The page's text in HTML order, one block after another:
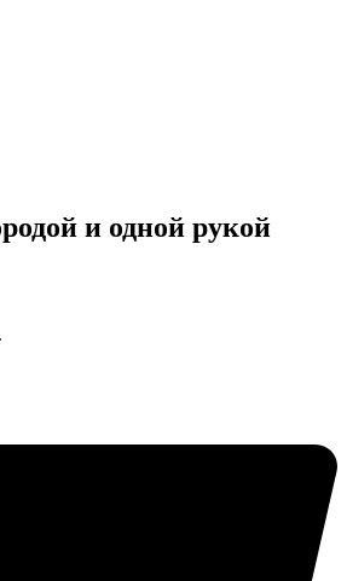
и одной рукой